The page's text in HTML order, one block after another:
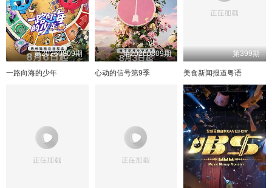
第20260809期
一路向海的少年
第20260809期
心动的信号第9季
第399期
美食新闻报道粤语